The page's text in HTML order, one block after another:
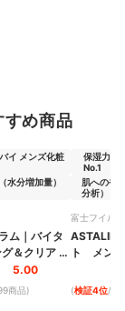
すめ商品
イ メンズ化粧
水分増加量）
ム ｜ バイタ
＆クリア ロ
EX5.00
商品)
保湿力（
No.1
肌へのや
分析）
富士フイルム
ASTALIFT
ト メン
(検証4位/99